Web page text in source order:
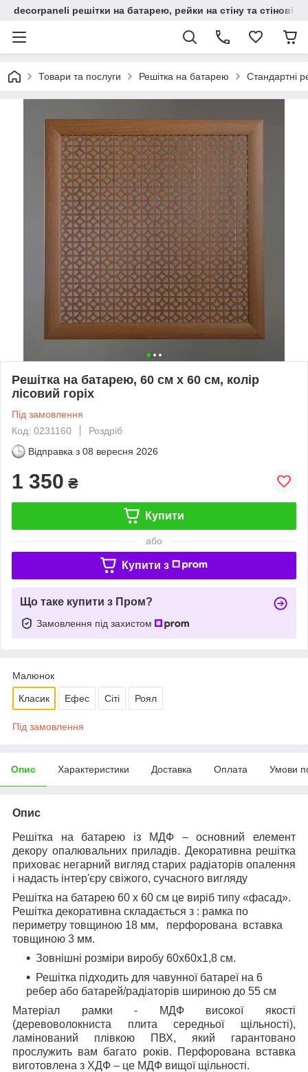
decorpaneli решітки на батарею, рейки на стіну та стінові
Товари та послуги Решітка на батарею Стандартні
Решітка на батарею, 60 см х 60 см, колір
лісовий горіх
Під замовлення
Код: 0231160
Роздріб
Відправка з 08 вересня 2026
1 350 ₴
Купити
або
Купити з
Що таке купити з Пром?
Замовлення під захистом
Малюнок
Класик Ефес Сіті Роял
Під замовлення
Опис Характеристики Доставка Оплата Умови
Опис
Решітка на батарею із МДФ – основний елемент
декору опалювальних приладів. Декоративна решітка
приховає негарний вигляд старих радіаторів опалення
і надасть інтер'єру свіжого, сучасного вигляду
Решітка на батарею 60 х 60 см це виріб типу «фасад».
Решітка декоративна складається з : рамка по
периметру товщиною 18 мм, перфорована вставка
товщиною 3 мм.
Зовнішні розміри виробу 60х60х1,8 см.
Решітка підходить для чавунної батареї на 6
ребер або батарей/радіаторів шириною до 55 см
Матеріал рамки - МДФ високої якості
(деревоволокниста плита середньої щільності),
ламінований плівкою ПВХ, який гарантовано
прослужить вам багато років. Перфорована вставка
виготовлена з ХДФ – це МДФ вищої щільності.